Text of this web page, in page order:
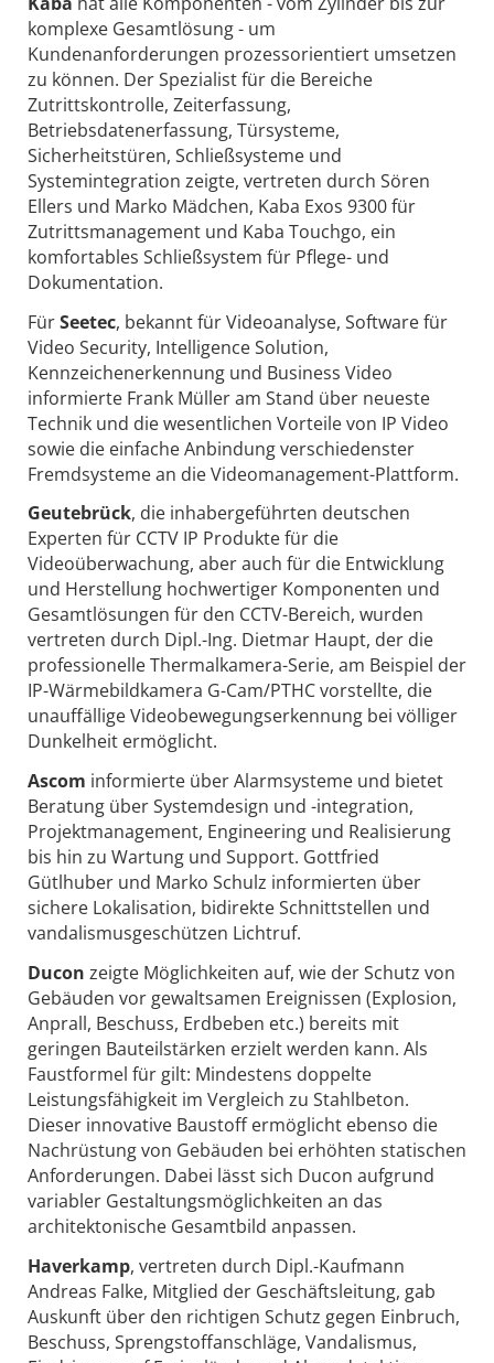
komplexe Gesamtlösung - um
Kundenanforderungen prozessorientiert umsetzen
zu können. Der Spezialist für die Bereiche
Zutrittskontrolle, Zeiterfassung,
Betriebsdatenerfassung, Türsysteme,
Sicherheitstüren, Schließsysteme und
Systemintegration zeigte, vertreten durch Sören
Ellers und Marko Mädchen, Kaba Exos 9300 für
Zutrittsmanagement und Kaba Touchgo, ein
komfortables Schließsystem für Pflege- und
Dokumentation.
FürSeetec, bekannt für Videoanalyse, Software für
Video Security, Intelligence Solution,
Kennzeichenerkennung und Business Video
informierte Frank Müller am Stand über neueste
Technik und die wesentlichen Vorteile von IP Video
sowie die einfache Anbindung verschiedenster
Fremdsysteme an die Videomanagement-Plattform.
Geutebrück, die inhabergeführten deutschen
Experten für CCTV IP Produkte für die
Videoüberwachung, aber auch für die Entwicklung
und Herstellung hochwertiger Komponenten und
Gesamtlösungen für den CCTV-Bereich, wurden
vertreten durch Dipl.-Ing. Dietmar Haupt, der die
professionelle Thermalkamera-Serie, am Beispiel der
IP-Wärmebildkamera G-Cam/PTHC vorstellte, die
unauffällige Videobewegungserkennung bei völliger
Dunkelheit ermöglicht.
Ascom informierte über Alarmsysteme und bietet
Beratung über Systemdesign und -integration,
Projektmanagement, Engineering und Realisierung
bis hin zu Wartung und Support. Gottfried
Gütlhuber und Marko Schulz informierten über
sichere Lokalisation, bidirekte Schnittstellen und
vandalismusgeschützen Lichtruf.
Ducon zeigte Möglichkeiten auf, wie der Schutz von
Gebäuden vor gewaltsamen Ereignissen (Explosion,
Anprall, Beschuss, Erdbeben etc.) bereits mit
geringen Bauteilstärken erzielt werden kann. Als
Faustformel für gilt: Mindestens doppelte
Leistungsfähigkeit im Vergleich zu Stahlbeton.
Dieser innovative Baustoff ermöglicht ebenso die
Nachrüstung von Gebäuden bei erhöhten statischen
Anforderungen. Dabei lässt sich Ducon aufgrund
variabler Gestaltungsmöglichkeiten an das
architektonische Gesamtbild anpassen.
Haverkamp, vertreten durch Dipl.-Kaufmann
Andreas Falke, Mitglied der Geschäftsleitung, gab
Auskunft über den richtigen Schutz gegen Einbruch,
Beschuss, Sprengstoffanschläge, Vandalismus,